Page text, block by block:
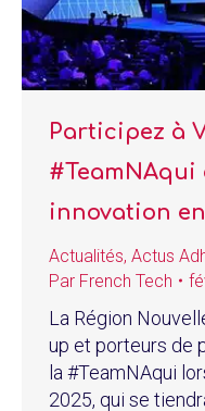
Participez à
innovation
Actualités, Actus
Par French Tech
La Région
up et porteurs de
la #TeamNAqui
2025, qui se